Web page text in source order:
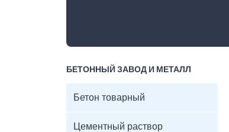
БЕТОННЫЙ ЗАВОД И МЕТАЛЛ
Бетон товарный
Цементный раствор